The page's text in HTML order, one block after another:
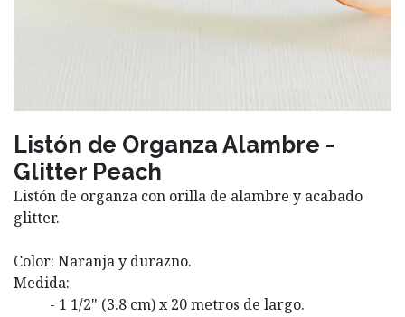
Listón de Organza Alambre -
Glitter Peach
Listón de organza con orilla de alambre y acabado
glitter.
Color: Naranja y durazno.
Medida:
- 1 1/2" (3.8 cm) x 20 metros de largo.